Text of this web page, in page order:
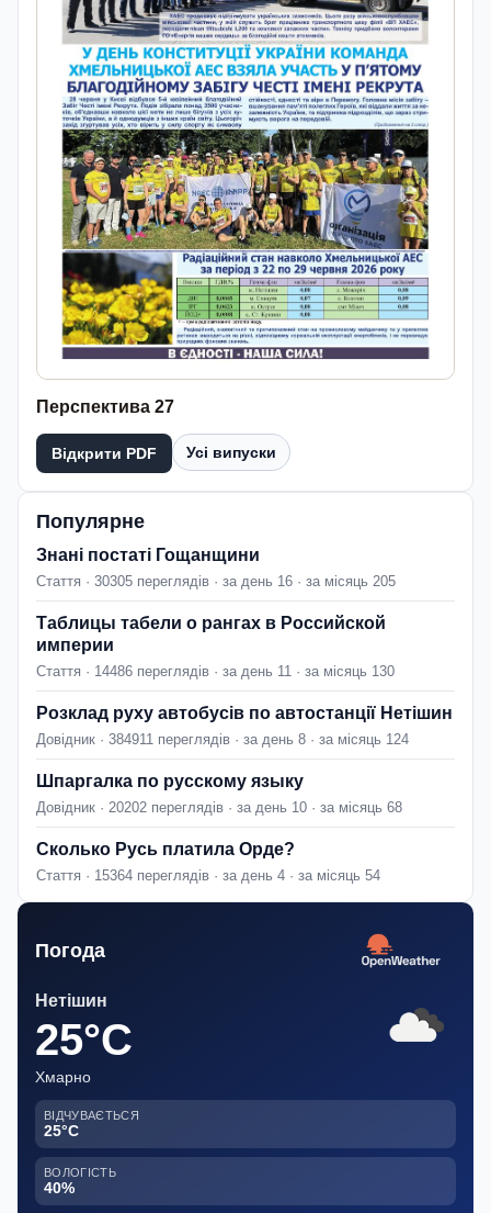
Перспектива 27
Відкрити PDF Усі випуски
Популярне
Знані постаті Гощанщини
Стаття · 30305 переглядів · за день 16 · за місяць 205
Таблицы табели о рангах в Российской
империи
Стаття · 14486 переглядів · за день 11 · за місяць 130
Розклад руху автобусів по автостанції Нетішин
Довідник · 384911 переглядів · за день 8 · за місяць 124
Шпаргалка по русскому языку
Довідник · 20202 переглядів · за день 10 · за місяць 68
Сколько Русь платила Орде?
Стаття · 15364 переглядів · за день 4 · за місяць 54
Погода
Нетішин
25°C
Хмарно
ВІДЧУВАЄТЬСЯ
25°C
ВОЛОГІСТЬ
40%